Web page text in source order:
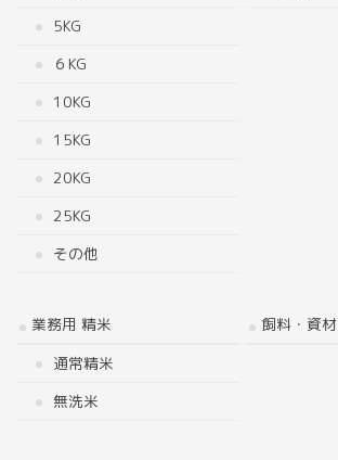
5KG
６KG
10KG
15KG
20KG
25KG
その他
業務用 精米
通常精米
無洗米
飼料・資材